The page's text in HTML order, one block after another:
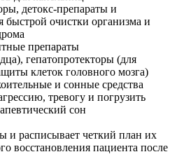
детокс-препараты и
очистки организма и
препараты
гепатопротекторы (для
клеток головного мозга)
и сонные средства
тревогу и погрузить
сон
и расписывает четкий план их
восстановления пациента после